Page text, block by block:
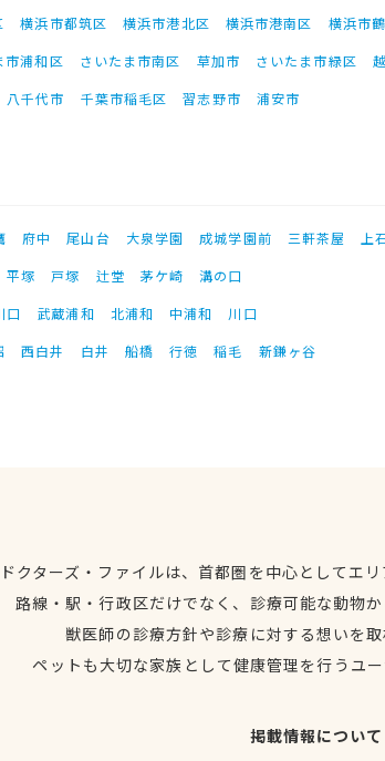
横浜市都筑区 横浜市港北区 横浜市港南区 横浜市
市浦和区 さいたま市南区 草加市 さいたま市緑区
八千代市 千葉市稲毛区 習志野市 浦安市
府中 尾山台 大泉学園 成城学園前 三軒茶屋 上
平塚 戸塚 辻堂 茅ケ崎
溝の口
口 武蔵浦和 北浦和 中浦和
川口
西白井 白井 船橋 行徳 稲毛 新鎌ヶ谷
クターズ・ファイルは、首都圏を中心としてエ
路線・駅・行政区だけでなく、診療可能な動物
獣医師の診療方針や診療に対する想いを
ペットも大切な家族として健康管理を行うユ
掲載情報について